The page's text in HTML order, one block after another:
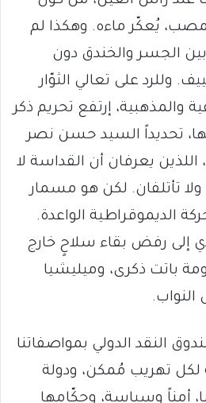
يُعكّر ماءه. وهكذا لم
الجسر والخندق دون
وللرد على تعالي الثوّار
والمذهبية، إرتفع تحريم ذكر
تحديداً السيد حسن نصر
اللذين يعرفان أن القداسة لا
تأتلفان. لكن هو مسمار
الديموقراطية الواعدة.
إلى رفض بقاء سلاحٍ خارج
باتت ذكرى، وميليشيا
النقد الدولي بمواصفاتنا
لكل تهريب مُمكن، ودولة
أمناً وسياسة، وحكّامها